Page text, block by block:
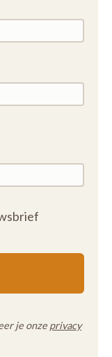
je onze privacy